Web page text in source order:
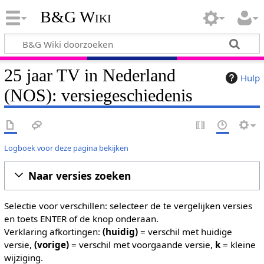
B&G Wiki
Hulp
25 jaar TV in Nederland
(NOS): versiegeschiedenis
Logboek voor deze pagina bekijken
Naar versies zoeken
Selectie voor verschillen: selecteer de te vergelijken versies
en toets ENTER of de knop onderaan.
Verklaring afkortingen: (huidig)= verschil met huidige
versie, (vorige)= verschil met voorgaande versie, k= kleine
wijziging.